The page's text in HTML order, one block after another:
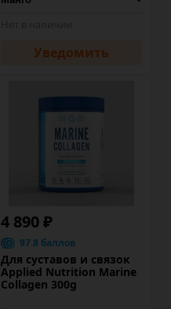
Уведомить
4 890 ₽
97.8 баллов
Для суставов и связок
Applied Nutrition Marine
Collagen 300g